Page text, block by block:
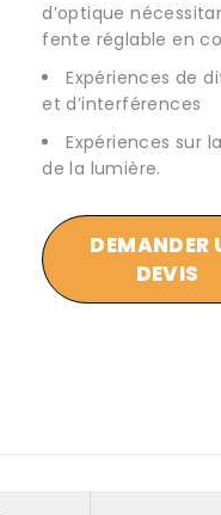
d’optique
fente réglable en
Expériences de
et d’interférences
Expériences sur
de la lumière.
DEMANDER
DEVIS